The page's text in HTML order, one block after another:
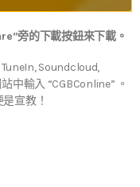
旁的下載按鈕來下載。
Soundcloud,
輸入 “CGBConline” 。
宣教！